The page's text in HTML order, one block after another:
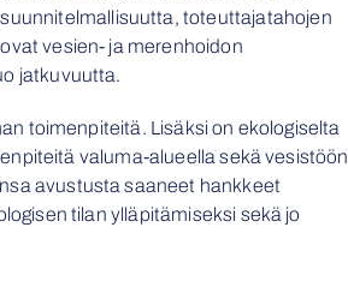
toteuttajatahojen
vesien- ja merenhoidon
jatkuvuutta.
toimenpiteitä. Lisäksi on ekologiselta
valuma-alueella sekä vesistöön
avustusta saaneet hankkeet
tilan ylläpitämiseksi sekä jo